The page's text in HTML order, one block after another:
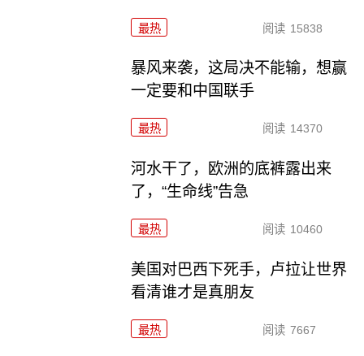
最热 阅读 15838
暴风来袭，这局决不能输，想赢
一定要和中国联手
最热 阅读 14370
河水干了，欧洲的底裤露出来
了，“生命线”告急
最热 阅读 10460
美国对巴西下死手，卢拉让世界
看清谁才是真朋友
最热 阅读 7667